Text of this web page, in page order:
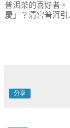
普洱茶的喜好者
慶」？清宮普洱
分享